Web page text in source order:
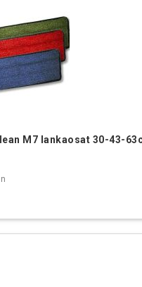
M7 lankaosat 30-43-